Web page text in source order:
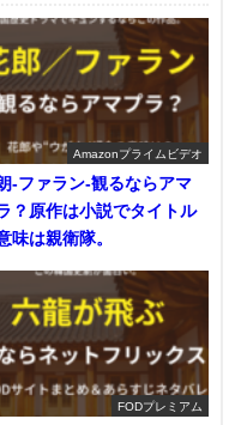
Amazonプライムビデオ
-ファラン-観るならアマ
？原作は小説でタイトル
味は親衛隊。
FODプレミアム